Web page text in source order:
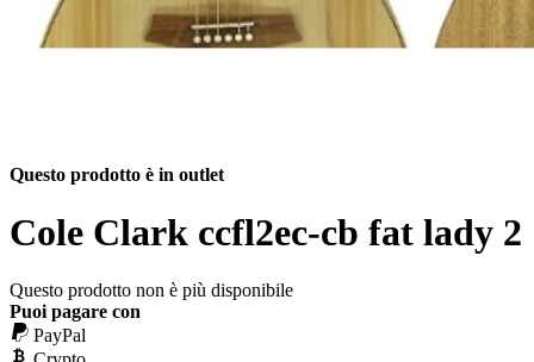
Questo prodotto è in outlet
Cole Clark ccfl2ec-cb fat lady 2
Questo prodotto non è più disponibile
Puoi pagare con
PayPal